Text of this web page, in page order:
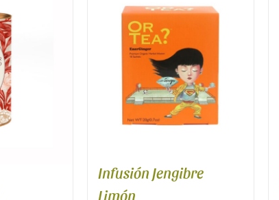
Infusión Jengibre
Limón